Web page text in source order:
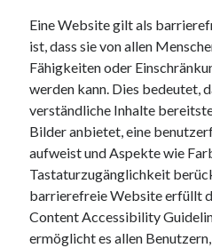
Eine Website gilt als
ist, dass sie von allen
Fähigkeiten oder
werden kann. Dies bedeutet,
verständliche Inhalte
Bilder anbietet, eine
aufweist und Aspekte wie
Tastaturzugänglichkeit
barrierefreie Website erfüllt
Content Accessibility
ermöglicht es allen